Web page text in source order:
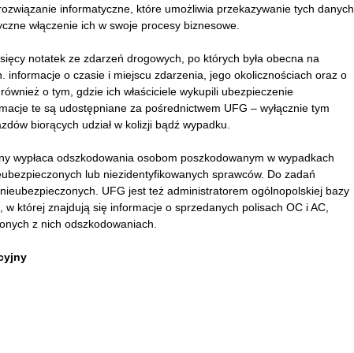
informatyczne, które umożliwia przekazywanie tych danych
włączenie ich w swoje procesy biznesowe.
notatek ze zdarzeń drogowych, po których była obecna na
informacje o czasie i miejscu zdarzenia, jego okolicznościach oraz o
o tym, gdzie ich właściciele wykupili ubezpieczenie
te są udostępniane za pośrednictwem UFG – wyłącznie tym
biorących udział w kolizji bądź wypadku.
wypłaca odszkodowania osobom poszkodowanym w wypadkach
lub niezidentyfikowanych sprawców. Do zadań
UFG jest też administratorem ogólnopolskiej bazy
której znajdują się informacje o sprzedanych polisach OC i AC,
z nich odszkodowaniach.